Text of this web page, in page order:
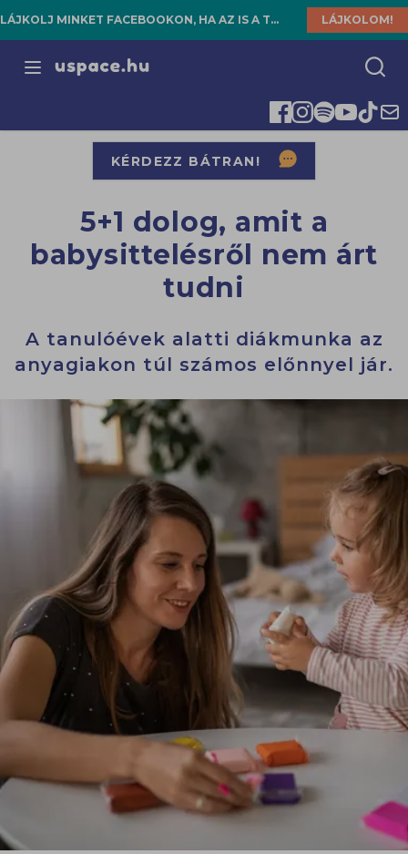
LÁJKOLJ MINKET FACEBOOKON, HA AZ IS A TE HELYED! LÁJKOLOM!
Open menu
KÉRDEZZ BÁTRAN!
5+1 dolog, amit a
babysittelésről nem árt
tudni
A tanulóévek alatti diákmunka az
anyagiakon túl számos előnnyel jár.